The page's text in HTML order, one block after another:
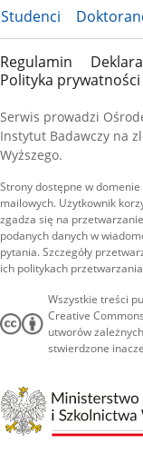
Studenci
Regulamin
Polityka
Serwis prowadzi
Instytut Badawczy na
Wyższego.
Strony dostępne w
mailowych. Użytkownik
zgadza się na
podanych danych w
pytania. Szczegóły
ich politykach
Wszystkie treści
Creative
utworów
stwierdzone